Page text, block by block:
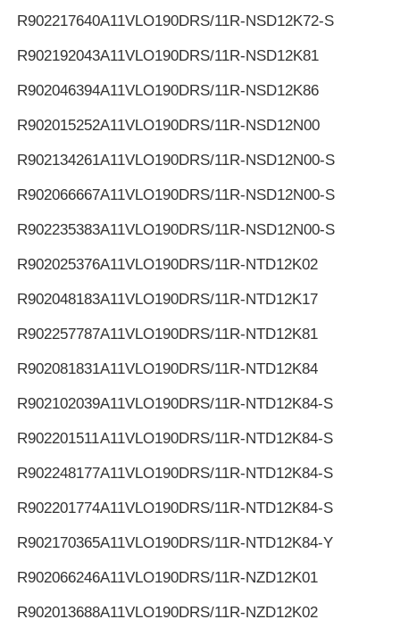
R902217640A11VLO190DRS/11R-NSD12K72-S
R902192043A11VLO190DRS/11R-NSD12K81
R902046394A11VLO190DRS/11R-NSD12K86
R902015252A11VLO190DRS/11R-NSD12N00
R902134261A11VLO190DRS/11R-NSD12N00-S
R902066667A11VLO190DRS/11R-NSD12N00-S
R902235383A11VLO190DRS/11R-NSD12N00-S
R902025376A11VLO190DRS/11R-NTD12K02
R902048183A11VLO190DRS/11R-NTD12K17
R902257787A11VLO190DRS/11R-NTD12K81
R902081831A11VLO190DRS/11R-NTD12K84
R902102039A11VLO190DRS/11R-NTD12K84-S
R902201511A11VLO190DRS/11R-NTD12K84-S
R902248177A11VLO190DRS/11R-NTD12K84-S
R902201774A11VLO190DRS/11R-NTD12K84-S
R902170365A11VLO190DRS/11R-NTD12K84-Y
R902066246A11VLO190DRS/11R-NZD12K01
R902013688A11VLO190DRS/11R-NZD12K02